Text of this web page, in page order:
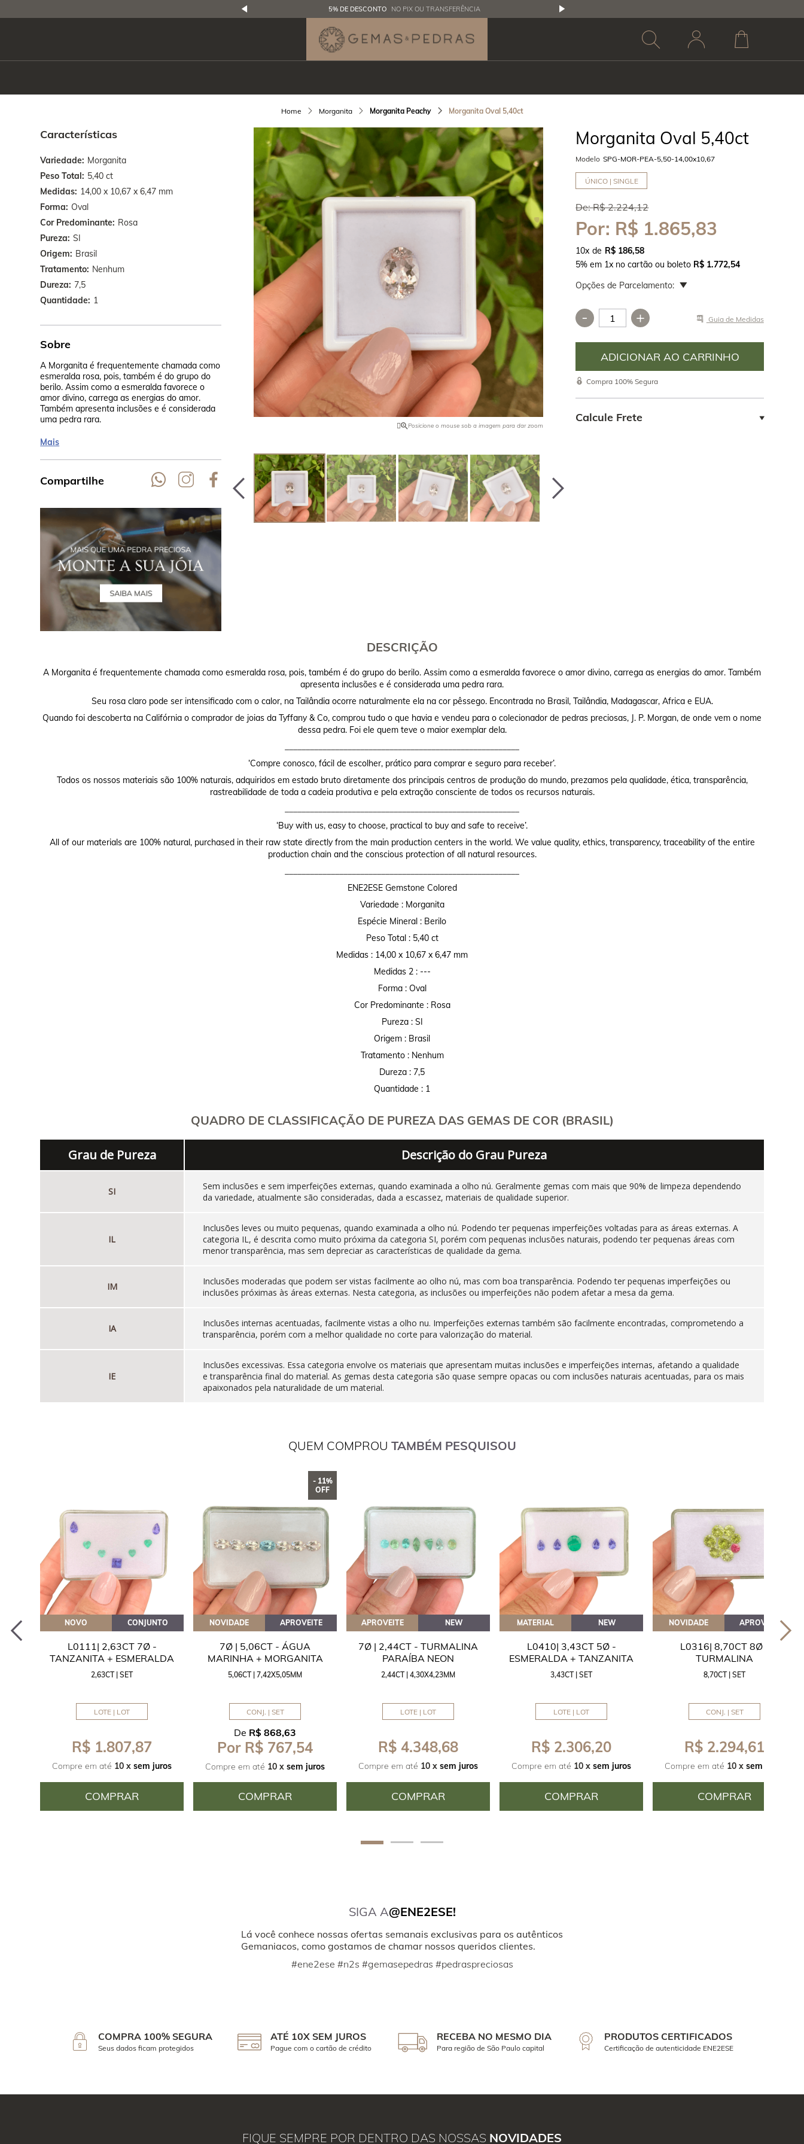
5% DE DESCONTO NO PIX OU TRANSFERÊNCIA
Morganita Morganita Peachy Morganita Oval 5,40ct
Características
Variedade Morganita
Peso Total 5,40 ct
Medidas 14,00 x 10,67 x 6,47 mm
Forma Oval
Cor Predominante Rosa
Pureza SI
Origem Brasil
Tratamento Nenhum
Dureza 7,5
Quantidade 1
Sobre
A Morganita é frequentemente chamada como
esmeralda rosa, pois, também é do grupo do
berilo. Assim como a esmeralda favorece o
amor divino, carrega as energias do amor.
Também apresenta inclusões e é considerada
uma pedra rara.
Seu rosa claro pode ser intensificado com o
calor, na Tailândia ocorre naturalmente ela na
cor pêssego. Encontrada no Brasil, Tailândia,
Madagascar, Africa e EUA.
Quando foi descoberta na Califórnia o
comprador de joias da Tyffany & Co, comprou
tudo o que havia e vendeu para o colecionador
de pedras preciosas, J. P. Morgan, de onde vem
o nome dessa pedra. Foi ele quem teve o
maior exemplar dela.
Mais
Compartilhe
Posicione o mouse sob a imagem para dar zoom
Morganita Oval 5,40ct
Modelo SPG-MOR-PEA-5,50-14,00x10,67
ÚNICO | SINGLE
De:R$ 2.224,12
Por: R$ 1.865,83
10x
R$ 186,58
5% em 1x no cartão ou boleto R$ 1.772,54
Opções de Parcelamento:
- + Guia de Medidas
Compra 100% Segura
Calcule Frete
DESCRIÇÃO
A Morganita é frequentemente chamada como esmeralda rosa, pois, também é do grupo do berilo. Assim como a esmeralda favorece o amor divino, carrega as energias do amor. Também
apresenta inclusões e é considerada uma pedra rara.
Seu rosa claro pode ser intensificado com o calor, na Tailândia ocorre naturalmente ela na cor pêssego. Encontrada no Brasil, Tailândia, Madagascar, Africa e EUA.
Quando foi descoberta na Califórnia o comprador de joias da Tyffany & Co, comprou tudo o que havia e vendeu para o colecionador de pedras preciosas, J. P. Morgan, de onde vem o nome
dessa pedra. Foi ele quem teve o maior exemplar dela.
‘Compre conosco, fácil de escolher, prático para comprar e seguro para receber’.
Todos os nossos materiais são 100% naturais, adquiridos em estado bruto diretamente dos principais centros de produção do mundo, prezamos pela qualidade, ética, transparência,
rastreabilidade de toda a cadeia produtiva e pela extração consciente de todos os recursos naturais.
‘Buy with us, easy to choose, practical to buy and safe to receive’.
All of our materials are 100% natural, purchased in their raw state directly from the main production centers in the world. We value quality, ethics, transparency, traceability of the entire
production chain and the conscious protection of all natural resources.
ENE2ESE Gemstone Colored
Variedade : Morganita
Espécie Mineral : Berilo
Peso Total : 5,40 ct
Medidas : 14,00 x 10,67 x 6,47 mm
Medidas 2 : ---
Forma : Oval
Cor Predominante : Rosa
Pureza : SI
Origem : Brasil
Tratamento : Nenhum
Dureza : 7,5
Quantidade : 1
QUADRO DE CLASSIFICAÇÃO DE PUREZA DAS GEMAS DE COR (BRASIL)
Grau de Pureza Descrição do Grau Pureza
SI
Sem inclusões e sem imperfeições externas, quando examinada a olho nú. Geralmente gemas com mais que 90% de limpeza dependendo
da variedade, atualmente são consideradas, dada a escassez, materiais de qualidade superior.
IL
Inclusões leves ou muito pequenas, quando examinada a olho nú. Podendo ter pequenas imperfeições voltadas para as áreas externas. A
categoria IL, é descrita como muito próxima da categoria SI, porém com pequenas inclusões naturais, podendo ter pequenas áreas com
menor transparência, mas sem depreciar as características de qualidade da gema.
IM
Inclusões moderadas que podem ser vistas facilmente ao olho nú, mas com boa transparência. Podendo ter pequenas imperfeições ou
inclusões próximas às áreas externas. Nesta categoria, as inclusões ou imperfeições não podem afetar a mesa da gema.
IA
Inclusões internas acentuadas, facilmente vistas a olho nu. Imperfeições externas também são facilmente encontradas, comprometendo a
transparência, porém com a melhor qualidade no corte para valorização do material.
IE
Inclusões excessivas. Essa categoria envolve os materiais que apresentam muitas inclusões e imperfeições internas, afetando a qualidade
e transparência final do material. As gemas desta categoria são quase sempre opacas ou com inclusões naturais acentuadas, para os mais
apaixonados pela naturalidade de um material.
QUEM COMPROU TAMBÉM PESQUISOU
NOVO CONJUNTO
L0111| 2,63CT 7Ø -
TANZANITA + ESMERALDA
2,63CT | SET
LOTE | LOT
R$ 1.807,87
Compre em até 10 x sem juros
COMPRAR
- 11%
OFF
NOVIDADE APROVEITE
7Ø | 5,06CT - ÁGUA
MARINHA + MORGANITA
5,06CT | 7,42X5,05MM
CONJ. | SET
De R$ 868,63
Por R$ 767,54
Compre em até 10 x sem juros
COMPRAR
APROVEITE NEW
7Ø | 2,44CT - TURMALINA
PARAÍBA NEON
2,44CT | 4,30X4,23MM
LOTE | LOT
R$ 4.348,68
Compre em até 10 x sem juros
COMPRAR
MATERIAL NEW
L0410| 3,43CT 5Ø -
ESMERALDA + TANZANITA
3,43CT | SET
LOTE | LOT
R$ 2.306,20
Compre em até 10 x sem juros
COMPRAR
NOVIDADE APROVEITE
L0316| 8,70CT 8Ø -
TURMALINA
8,70CT | SET
CONJ. | SET
R$ 2.294,61
Compre em até 10 x sem juros
COMPRAR
SIGA A@ENE2ESE!
Lá você conhece nossas ofertas semanais exclusivas para os autênticos
Gemaniacos, como gostamos de chamar nossos queridos clientes.
#ene2ese #n2s #gemasepedras #pedraspreciosas
COMPRA 100% SEGURA
Seus dados ficam protegidos
ATÉ 10X SEM JUROS
Pague com o cartão de crédito
RECEBA NO MESMO DIA
Para região de São Paulo capital
PRODUTOS CERTIFICADOS
Certificação de autenticidade ENE2ESE
FIQUE SEMPRE POR DENTRO DAS NOSSAS NOVIDADES